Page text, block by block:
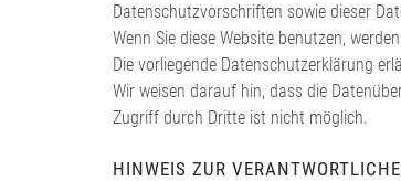
Datenschutzvorschriften sowie dieser
Wenn Sie diese Website benutzen,
Die vorliegende Datenschutzerklärung
Wir weisen darauf hin, dass die
Zugriff durch Dritte ist nicht möglich.
HINWEIS ZUR